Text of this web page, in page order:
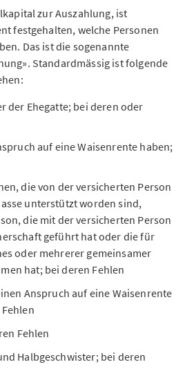
zur Auszahlung, ist
festgehalten, welche Personen
Das ist die sogenannte
Standardmässig ist folgende
der Ehegatte; bei deren oder
auf eine Waisenrente haben;
die von der versicherten Person
unterstützt worden sind,
die mit der versicherten Person
geführt hat oder die für
oder mehrerer gemeinsamer
hat; bei deren Fehlen
Anspruch auf eine Waisenrente
Fehlen
Halbgeschwister; bei deren